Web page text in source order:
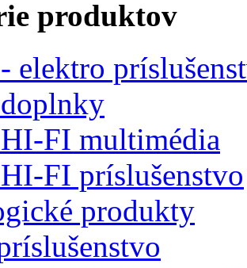
produktov
elektro
FI multimédia
FI príslušenstvo
produkty